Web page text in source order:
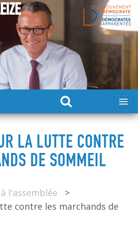
2024
– 2022
LA LUTTE CONTRE
DE SOMMEIL
l'assemblée
>
contre les marchands de